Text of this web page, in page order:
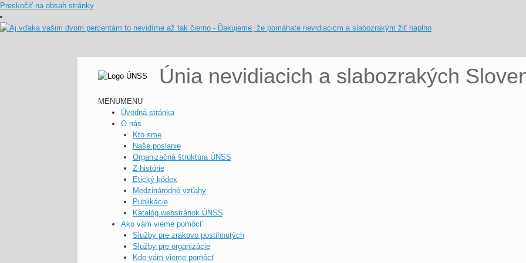
Preskočiť na obsah stránky
Únia nevidiacich a slabozrakých
MENUMENU
Úvodná stránka
O nás
Kto sme
Naše poslanie
Organizačná štruktúra ÚNSS
Z histórie
Etický kódex
Medzinárodné vzťahy
Publikácie
Katalóg webstránok ÚNSS
Ako vám vieme pomôcť
Služby pre zrakovo postihnutých
Služby pre organizácie
Kde vám vieme pomôcť